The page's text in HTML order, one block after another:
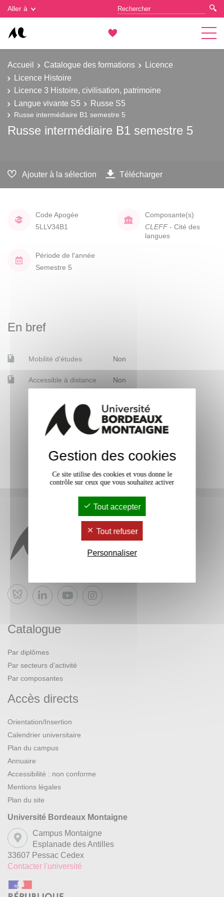
Aller à
Accueil Catalogue des formations
Licence
Licence Histoire
Licence 3 Histoire, civilisation, patrimoine
Langue vivante S5
Russe S5
Russe intermédiaire B1 semestre 5
Russe intermédiaire B1 semestre 5
Ajouter à la sélection Télécharger
Code Apogée
5LLV34B1
Composante(s)
CLEFF - Cité des
langues
Période de l'année
Semestre 5
En bref
Mobilité d'études Non
Accessible à distance Non
Bluesky
Catalogue
Par diplômes
Par secteurs d’activité
Par composantes
Accès directs
Orientation/Insertion
Calendrier universitaire
Plan du campus
Annuaire
Accessibilité : non conforme
Mentions légales
Plan du site
Université Bordeaux Montaigne
Campus Montaigne
Esplanade des Antilles
33607 Pessac Cedex
Contacter l'université
Gestion des cookies
Gestion des cookies
Ce site utilise des cookies et vous donne le
contrôle sur ceux que vous souhaitez activer
Tout accepter
Tout refuser
Personnaliser